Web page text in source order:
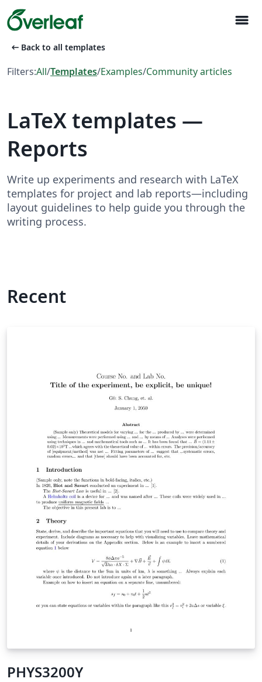
menu
arrow_left_alt Back to all templates
Filters:All/Templates/Examples/Community articles
LaTeX templates —
Reports
Write up experiments and research with LaTeX
templates for project and lab reports—including
layout guidelines to help guide you through the
writing process.
Recent
PHYS3200Y